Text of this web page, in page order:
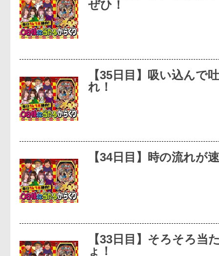
ぜひ！
【35日目】吸い込んで
れ！
【34日目】時の流れが
【33日目】そろそろ当
ょ！